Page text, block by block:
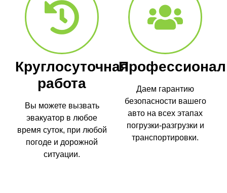
Круглосуточная
работа
Вы можете вызвать
эвакуатор в любое
время суток, при любой
погоде и дорожной
ситуации.
Даем гарантию
безопасности вашего
авто на всех этапах
погрузки-разгрузки и
транспортировки.